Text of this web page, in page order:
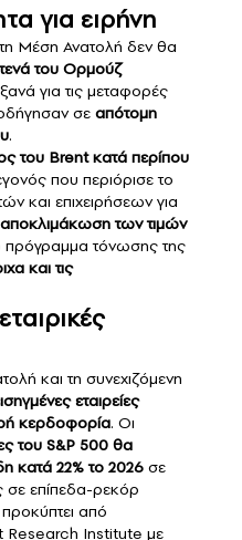
για ειρήνη
Μέση Ανατολή δεν θα
του Ορμούζ
για τις μεταφορές
σε απότομη
.
του Brent κατά περίπου
που περιόρισε το
και επιχειρήσεων για
αποκλιμάκωση των τιμών
πρόγραμμα τόνωσης της
και τις
και τη συνεχιζόμενη
εταιρείες
κερδοφορία. Οι
του S&P 500 θα
κατά 22% το 2026 σε
σε επίπεδα-ρεκόρ
από
Research Institute με